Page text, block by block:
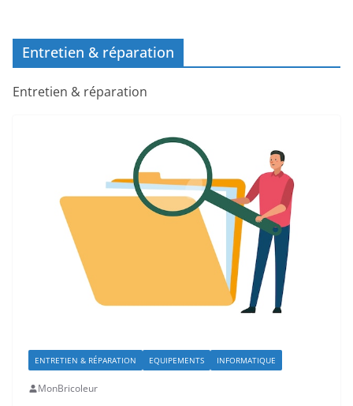
Entretien & réparation
Entretien & réparation
ENTRETIEN & RÉPARATION EQUIPEMENTS INFORMATIQUE
MonBricoleur